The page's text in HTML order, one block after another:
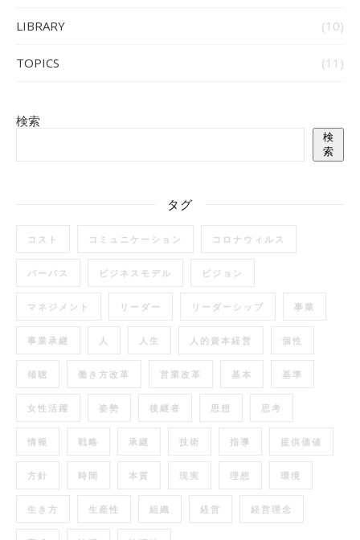
LIBRARY (10)
TOPICS (11)
検索
検
索
タグ
コスト コミュニケーション コロナウィルス
パーパス ビジネスモデル ビジョン
マネジメント リーダー リーダーシップ 事業
事業承継 人 人生 人的資本経営 個性
傾聴 働き方改革 営業改革 基本 基準
女性活躍 姿勢 後継者 思想 思考
情報 戦略 承継 技術 指導 提供価値
方針 時間 本質 現実 理想 環境
生き方 生産性 組織 経営 経営理念